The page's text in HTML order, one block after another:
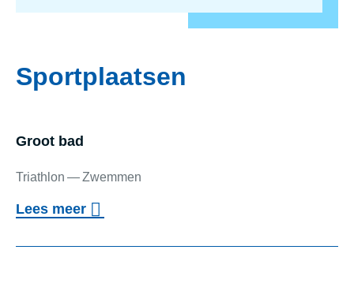
Sportplaatsen
Groot bad
Triathlon Zwemmen
Lees meero